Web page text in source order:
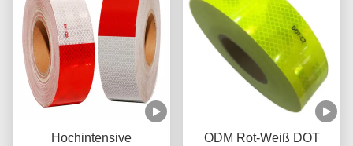
Hochintensive
ODM Rot-Weiß DOT